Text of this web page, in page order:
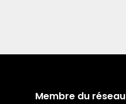
Membre du réseau